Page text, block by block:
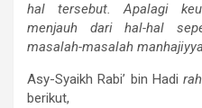
hal tersebut. Apalagi
menjauh dari hal-hal
masalah-masalah
Asy-Syaikh Rabi’ bin Hadi
berikut,